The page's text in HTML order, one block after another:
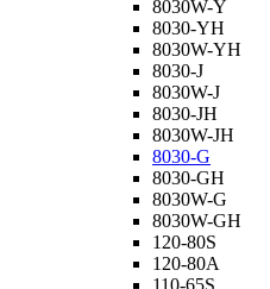
8030W-Y
8030-YH
8030W-YH
8030-J
8030W-J
8030-JH
8030W-JH
8030-G
8030-GH
8030W-G
8030W-GH
120-80S
120-80A
110-65S